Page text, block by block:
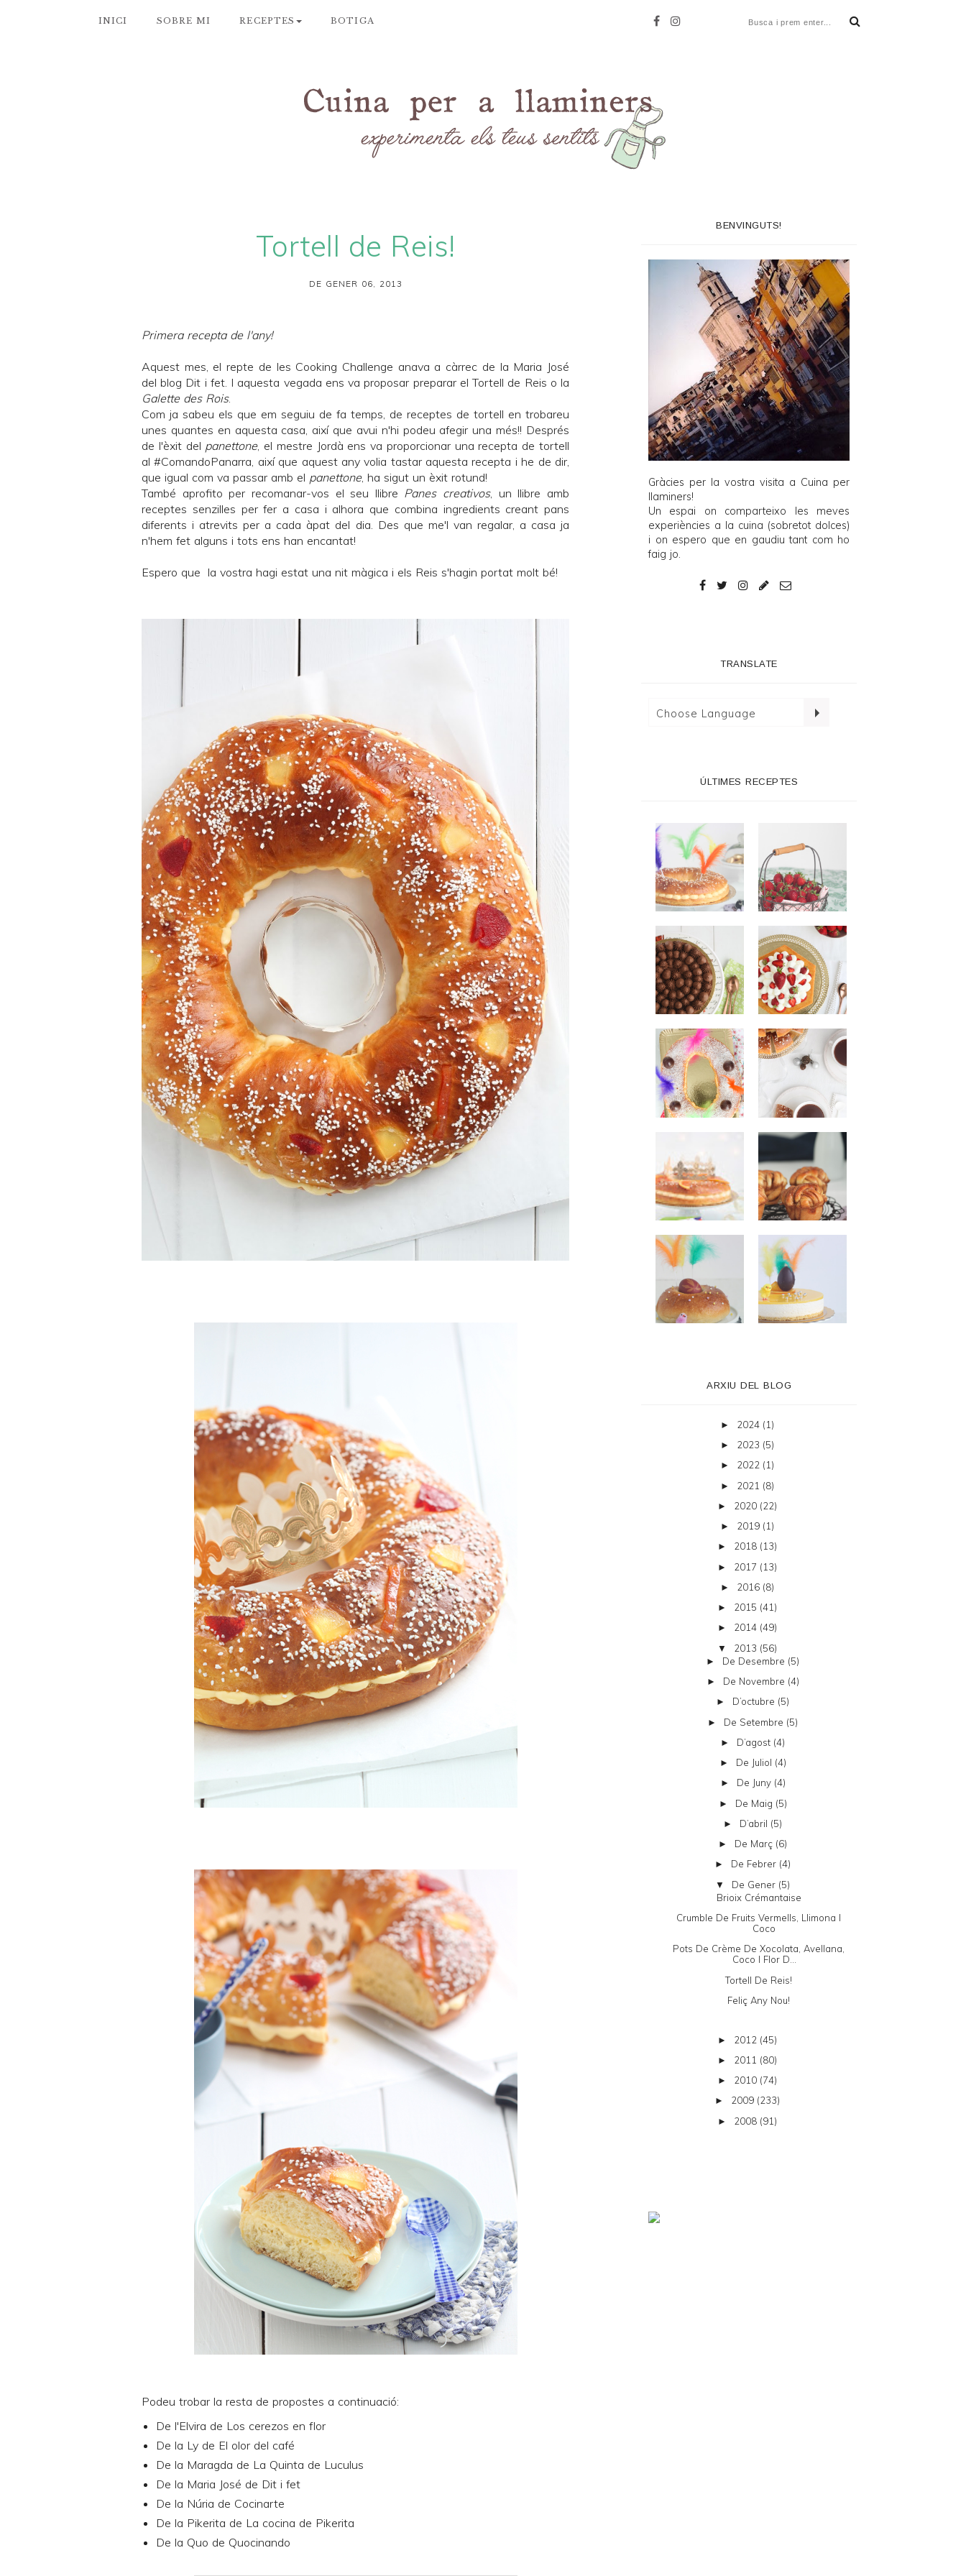
INICI SOBRE MI RECEPTES BOTIGA
Tortell de Reis!
DE GENER 06, 2013
Primera recepta de l'any!
Aquest mes, el repte de les Cooking Challenge anava a càrrec de la Maria José
del blog Dit i fet. I aquesta vegada ens va proposar preparar el Tortell de Reis o la
Galette des Rois.
Com ja sabeu els que em seguiu de fa temps, de receptes de tortell en trobareu
unes quantes en aquesta casa, així que avui n'hi podeu afegir una més!! Després
de l'èxit del panettone, el mestre Jordà ens va proporcionar una recepta de tortell
al #ComandoPanarra, així que aquest any volia tastar aquesta recepta i he de dir,
que igual com va passar amb el panettone, ha sigut un èxit rotund!
També aprofito per recomanar-vos el seu llibre Panes creativos, un llibre amb
receptes senzilles per fer a casa i alhora que combina ingredients creant pans
diferents i atrevits per a cada àpat del dia. Des que me'l van regalar, a casa ja
n'hem fet alguns i tots ens han encantat!
Espero que la vostra hagi estat una nit màgica i els Reis s'hagin portat molt bé!
Podeu trobar la resta de propostes a continuació:
De l'Elvira de Los cerezos en flor
De la Ly de El olor del café
De la Maragda de La Quinta de Luculus
De la Maria José de Dit i fet
De la Núria de Cocinarte
De la Pikerita de La cocina de Pikerita
De la Quo de Quocinando
BENVINGUTS!
Gràcies per la vostra visita a Cuina per
llaminers!
Un espai on comparteixo les meves
experiències a la cuina (sobretot dolces)
i on espero que en gaudiu tant com ho
faig jo.
TRANSLATE
ÚLTIMES RECEPTES
ARXIU DEL BLOG
► 2024 (1)
► 2023 (5)
► 2022 (1)
► 2021 (8)
► 2020 (22)
► 2019 (1)
► 2018 (13)
► 2017 (13)
► 2016 (8)
► 2015 (41)
► 2014 (49)
▼ 2013 (56)
► De Desembre (5)
► De Novembre (4)
► D’octubre (5)
► De Setembre (5)
► D’agost (4)
► De Juliol (4)
► De Juny (4)
► De Maig (5)
► D’abril (5)
► De Març (6)
► De Febrer (4)
▼ De Gener (5)
Brioix Crémantaise
Crumble De Fruits Vermells, Llimona I
Coco
Pots De Crème De Xocolata, Avellana,
Coco I Flor D...
Tortell De Reis!
Feliç Any Nou!
► 2012 (45)
► 2011 (80)
► 2010 (74)
► 2009 (233)
► 2008 (91)